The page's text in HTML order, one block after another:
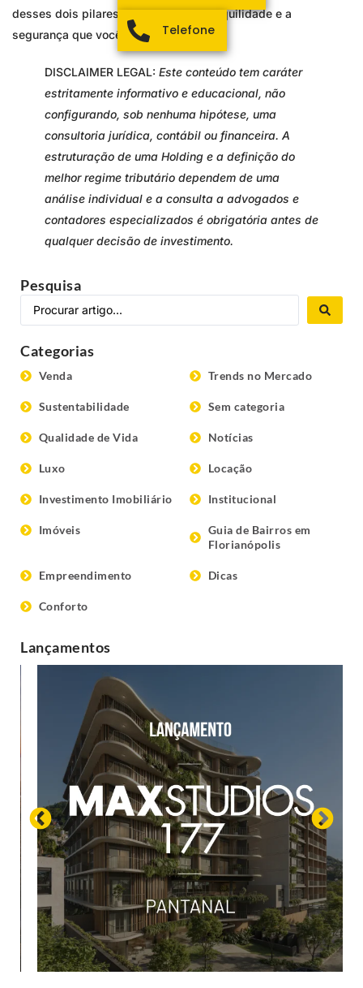
desses dois pilares que garante a tranquilidade e a
segurança que você merece.
DISCLAIMER LEGAL: Este conteúdo tem caráter
estritamente informativo e educacional, não
configurando, sob nenhuma hipótese, uma
consultoria jurídica, contábil ou financeira. A
estruturação de uma Holding e a definição do
melhor regime tributário dependem de uma
análise individual e a consulta a advogados e
contadores especializados é obrigatória antes de
qualquer decisão de investimento.
Pesquisa
Categorias
Venda Trends no Mercado
Sustentabilidade Sem categoria
Qualidade de Vida Notícias
Luxo Locação
Investimento Imobiliário Institucional
Imóveis
Guia de Bairros em
Florianópolis
Empreendimento Dicas
Conforto
Lançamentos
Telefone